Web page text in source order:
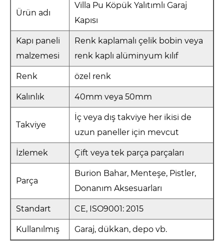
Ürün adı
Villa Pu Köpük Yalıtımlı Garaj
Kapısı
Kapı paneli
malzemesi
Renk kaplamalı çelik bobin veya
renk kaplı alüminyum kılıf
Renk özel renk
Kalınlık 40mm veya 50mm
Takviye
İç veya dış takviye her ikisi de
uzun paneller için mevcut
İzlemek Çift veya tek parça parçaları
Parça
Burion Bahar, Menteşe, Pistler,
Donanım Aksesuarları
Standart CE, ISO9001: 2015
Kullanılmış Garaj, dükkan, depo vb.